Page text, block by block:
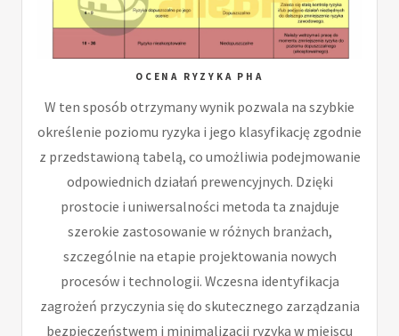
OCENA RYZYKA PHA
W ten sposób otrzymany wynik pozwala na szybkie
określenie poziomu ryzyka i jego klasyfikację zgodnie
z przedstawioną tabelą, co umożliwia podejmowanie
odpowiednich działań prewencyjnych. Dzięki
prostocie i uniwersalności metoda ta znajduje
szerokie zastosowanie w różnych branżach,
szczególnie na etapie projektowania nowych
procesów i technologii. Wczesna identyfikacja
zagrożeń przyczynia się do skutecznego zarządzania
bezpieczeństwem i minimalizacji ryzyka w miejscu